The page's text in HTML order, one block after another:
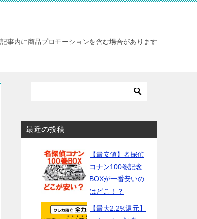
記事内に商品プロモーションを含む場合があります
最近の投稿
【最安値】名探偵
コナン100巻記念
BOXが一番安いの
はどこ！？
【最大2.2%還元】